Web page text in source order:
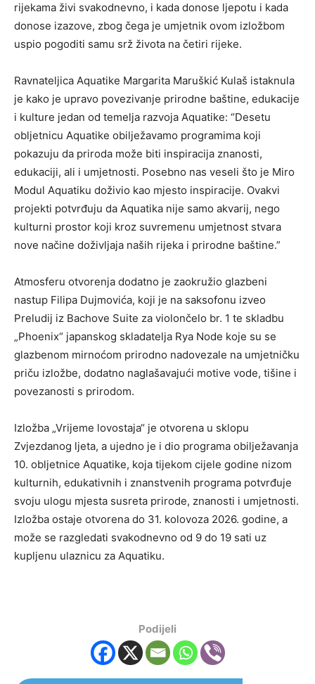
rijekama živi svakodnevno, i kada donose ljepotu i kada
donose izazove, zbog čega je umjetnik ovom izložbom
uspio pogoditi samu srž života na četiri rijeke.
Ravnateljica Aquatike Margarita Maruškić Kulaš istaknula
je kako je upravo povezivanje prirodne baštine, edukacije
i kulture jedan od temelja razvoja Aquatike: “Desetu
obljetnicu Aquatike obilježavamo programima koji
pokazuju da priroda može biti inspiracija znanosti,
edukaciji, ali i umjetnosti. Posebno nas veseli što je Miro
Modul Aquatiku doživio kao mjesto inspiracije. Ovakvi
projekti potvrđuju da Aquatika nije samo akvarij, nego
kulturni prostor koji kroz suvremenu umjetnost stvara
nove načine doživljaja naših rijeka i prirodne baštine.”
Atmosferu otvorenja dodatno je zaokružio glazbeni
nastup Filipa Dujmovića, koji je na saksofonu izveo
Preludij iz Bachove Suite za violončelo br. 1 te skladbu
„Phoenix“ japanskog skladatelja Rya Node koje su se
glazbenom mirnoćom prirodno nadovezale na umjetničku
priču izložbe, dodatno naglašavajući motive vode, tišine i
povezanosti s prirodom.
Izložba „Vrijeme lovostaja“ je otvorena u sklopu
Zvjezdanog ljeta, a ujedno je i dio programa obilježavanja
10. obljetnice Aquatike, koja tijekom cijele godine nizom
kulturnih, edukativnih i znanstvenih programa potvrđuje
svoju ulogu mjesta susreta prirode, znanosti i umjetnosti.
Izložba ostaje otvorena do 31. kolovoza 2026. godine, a
može se razgledati svakodnevno od 9 do 19 sati uz
kupljenu ulaznicu za Aquatiku.
Podijeli